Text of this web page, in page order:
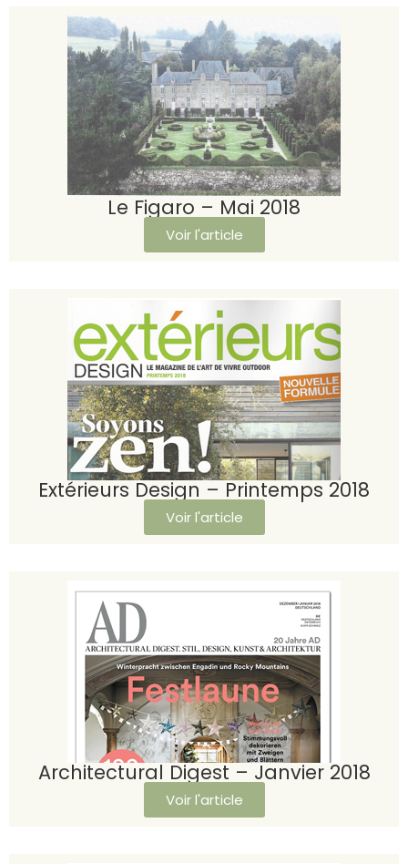
Le Figaro – Mai 2018
Voir l'article
Extérieurs Design – Printemps 2018
Voir l'article
Architectural Digest – Janvier 2018
Voir l'article